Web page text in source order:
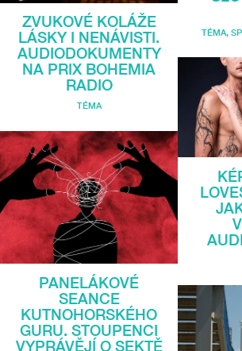
ZVUKOVÉ KOLÁŽE
LÁSKY I NENÁVISTI.
AUDIODOKUMENTY
NA PRIX BOHEMIA
RADIO
TÉMA
PANELÁKOVÉ
SEANCE
KUTNOHORSKÉHO
GURU. STOUPENCI
VYPRÁVĚJÍ O SEKTĚ
TÉMA,